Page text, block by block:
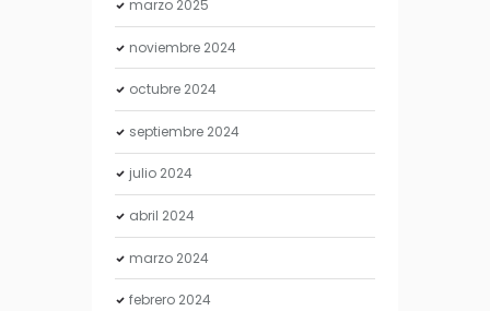
marzo 2025
noviembre 2024
octubre 2024
septiembre 2024
julio 2024
abril 2024
marzo 2024
febrero 2024